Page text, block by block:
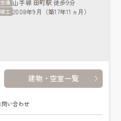
交通 山手線 田町駅 徒歩9分
竣工 2008年9月（築17年11ヵ月）
建物・空室一覧
い合わせ